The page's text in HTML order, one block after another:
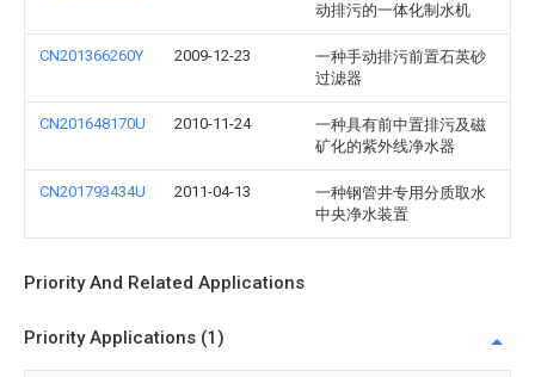
动排污的一体化制水机
CN201366260Y 2009-12-23
一种手动排污前置石英砂
过滤器
CN201648170U 2010-11-24
一种具有前中置排污及磁
矿化的紫外线净水器
CN201793434U 2011-04-13
一种钢管井专用分质取水
中央净水装置
Priority And Related Applications
Priority Applications (1)